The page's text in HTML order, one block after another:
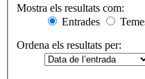
Mostra els resultats com:
Entrades
Ordena els resultats per: